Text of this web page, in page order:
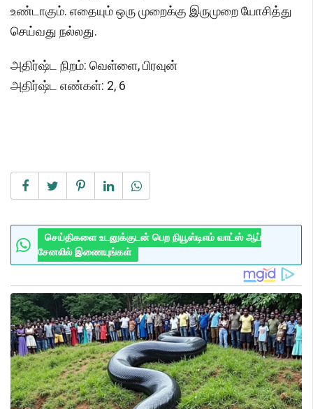
உண்டாகும். எதையும் ஒரு முறைக்கு இருமுறை யோசித்து
செய்வது நல்லது.
அதிர்ஷ்ட நிறம்: வெள்ளை, பிரவுன்
அதிர்ஷ்ட எண்கள்: 2, 6
செய்திகளை உடனுக்குடன் பெற நியூஸ்டிஎம் வாட்ஸ் ஆப்
சேனலில் இணையுங்கள்